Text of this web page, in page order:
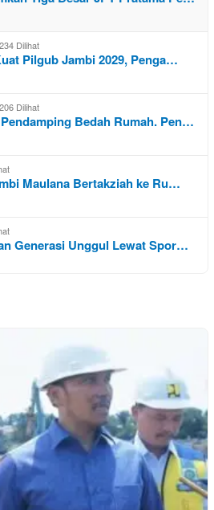
234 Dilihat
Pilgub Jambi 2029, Penga…
206 Dilihat
Bedah Rumah. Pen…
Maulana Bertakziah ke Ru…
Generasi Unggul Lewat Spor…